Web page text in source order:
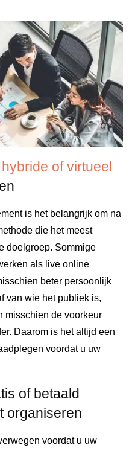
of virtueel
is het belangrijk om na
die het meest
doelgroep. Sommige
als live online
beter persoonlijk
van wie het publiek is,
misschien de voorkeur
Daarom is het altijd een
voordat u uw
of betaald
organiseren
voordat u uw